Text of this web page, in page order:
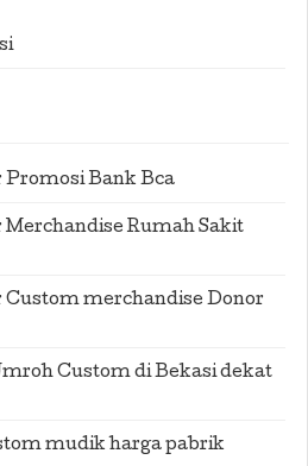
Bank Bca
Rumah Sakit
merchandise Donor
Custom di Bekasi dekat
mudik harga pabrik